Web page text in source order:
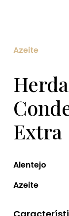
Azeite
Extra
Alentejo
Azeite